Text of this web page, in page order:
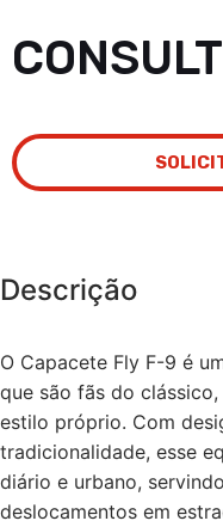
Descrição
O Capacete Fly F-9 é
que são fãs do
estilo próprio. Com
tradicionalidade, esse
diário e urbano,
deslocamentos em